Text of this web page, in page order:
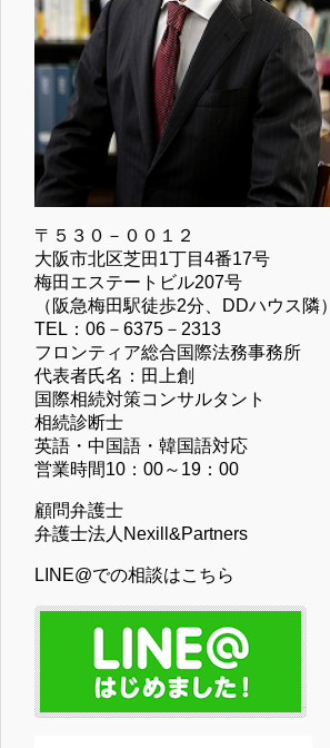
〒５３０－００１２
大阪市北区芝田1丁目4番17号
梅田エステートビル207号
（阪急梅田駅徒歩2分、DDハウス隣）
TEL：06－6375－2313
フロンティア総合国際法務事務所
代表者氏名：田上創
国際相続対策コンサルタント
相続診断士
英語・中国語・韓国語対応
営業時間10：00～19：00
顧問弁護士
弁護士法人Nexill&Partners
LINE@での相談はこちら